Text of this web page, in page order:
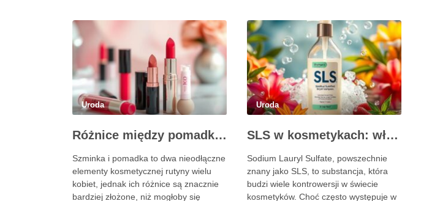
Uroda
Różnice między pomadką a szminką: co warto wiedzieć?
Szminka i pomadka to dwa nieodłączne
elementy kosmetycznej rutyny wielu
kobiet, jednak ich różnice są znacznie
bardziej złożone, niż mogłoby się
Uroda
SLS w kosmetykach: właściwości, działanie i skutki uboczne
Sodium Lauryl Sulfate, powszechnie
znany jako SLS, to substancja, która
budzi wiele kontrowersji w świecie
kosmetyków. Choć często występuje w